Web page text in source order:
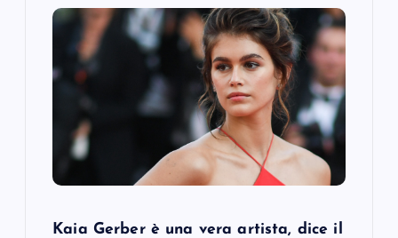
Kaia Gerber è una vera artista, dice il